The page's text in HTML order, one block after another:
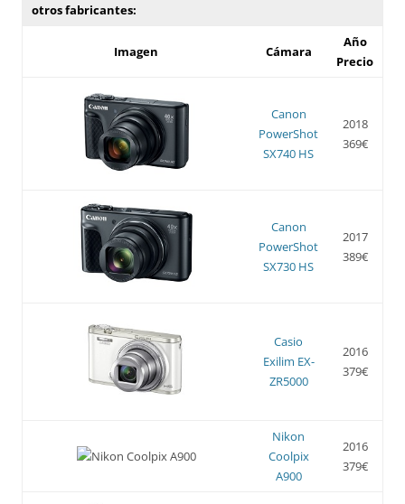
otros fabricantes:
Imagen Cámara
Año
Precio
Canon
PowerShot
SX740 HS
2018
369€
Canon
PowerShot
SX730 HS
2017
389€
Casio
Exilim EX-
ZR5000
2016
379€
Nikon
Coolpix
A900
2016
379€